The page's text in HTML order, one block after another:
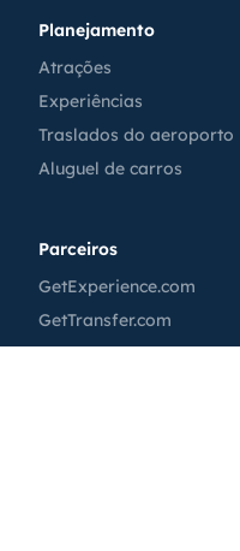
Planejamento
Atrações
Experiências
Traslados do aeroporto
Aluguel de carros
Parceiros
GetExperience.com
GetTransfer.com
GetRentacar.com